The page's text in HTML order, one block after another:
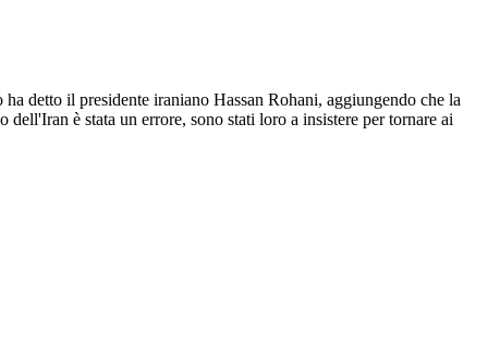
detto il presidente iraniano Hassan Rohani, aggiungendo che la
è stata un errore, sono stati loro a insistere per tornare ai